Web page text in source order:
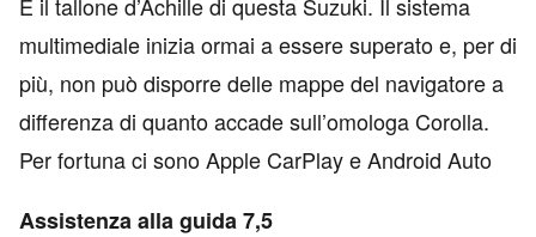
multimediale inizia ormai a essere superato e, per di
più, non può disporre delle mappe del navigatore a
differenza di quanto accade sull’omologa Corolla.
Per fortuna ci sono Apple CarPlay e Android Auto
Assistenza alla guida 7,5